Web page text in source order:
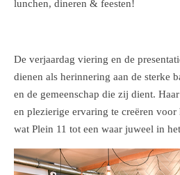
lunchen, dineren & feesten!
De verjaardag viering en de
dienen als herinnering aan de sterke
en de gemeenschap die zij dient.
en plezierige ervaring te creëren
wat Plein 11 tot een waar juweel in